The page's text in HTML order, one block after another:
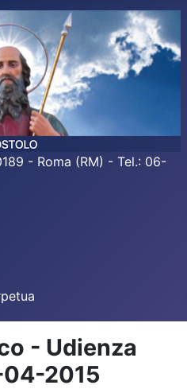
- Roma (RM) - Tel.: 06-
- Udienza
04-2015